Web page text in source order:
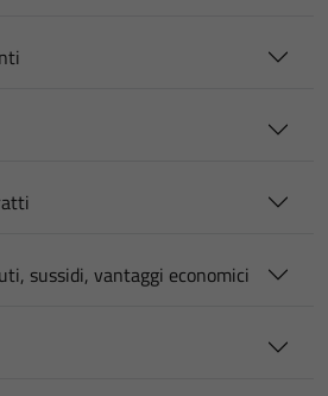
sussidi, vantaggi economici